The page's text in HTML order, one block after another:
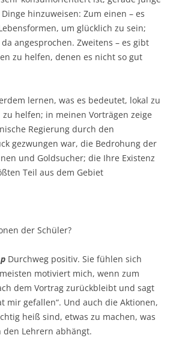
hinzuweisen: Zum einen – es
um glücklich zu sein;
angesprochen. Zweitens – es gibt
zu helfen, denen es nicht so gut
lernen, was es bedeutet, lokal zu
helfen; in meinen Vorträgen zeige
Regierung durch den
gezwungen war, die Bedrohung der
und Goldsucher; die Ihre Existenz
Teil aus dem Gebiet
der Schüler?
Durchweg positiv. Sie fühlen sich
motiviert mich, wenn zum
dem Vortrag zurückbleibt und sagt
mir gefallen“. Und auch die Aktionen,
heiß sind, etwas zu machen, was
Lehrern abhängt.